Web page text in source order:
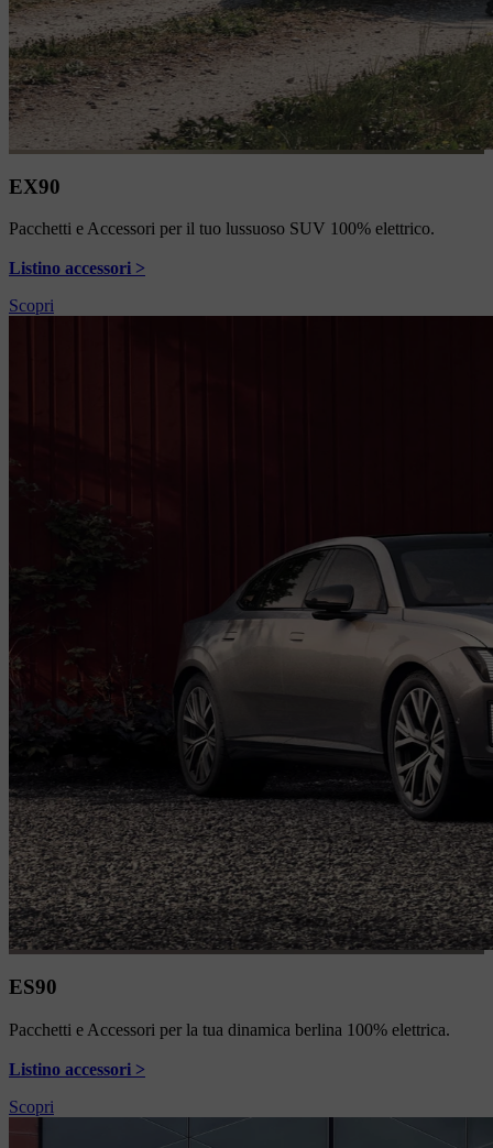
EX90
Pacchetti e Accessori per il tuo lussuoso SUV 100% elettrico.
Listino accessori >
Scopri
ES90
Pacchetti e Accessori per la tua dinamica berlina 100% elettrica.
Listino accessori >
Scopri